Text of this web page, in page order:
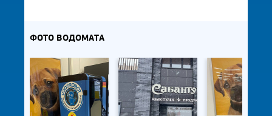
ФОТО ВОДОМАТА